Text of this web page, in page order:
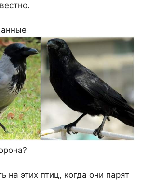
на этих птиц, когда они парят